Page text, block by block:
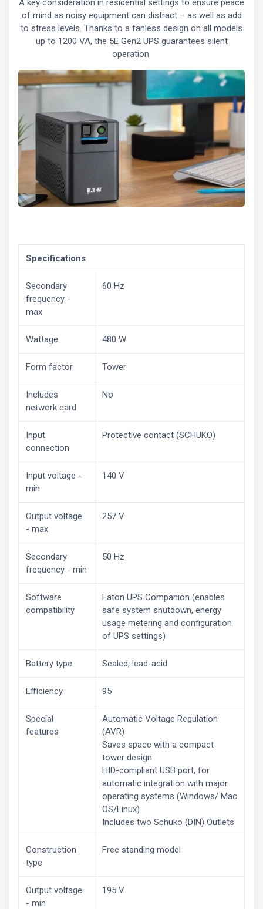
A key consideration in residential settings to ensure peace
of mind as noisy equipment can distract – as well as add
to stress levels. Thanks to a fanless design on all models
up to 1200 VA, the 5E Gen2 UPS guarantees silent
operation.
Specifications
Secondary
frequency -
max
60 Hz
Wattage 480 W
Form factor Tower
Includes
network card
No
Input
connection
Protective contact (SCHUKO)
Input voltage -
min
140 V
Output voltage
- max
257 V
Secondary
frequency - min
50 Hz
Software
compatibility
Eaton UPS Companion (enables
safe system shutdown, energy
usage metering and configuration
of UPS settings)
Battery type Sealed, lead-acid
Efficiency 95
Special
features
Automatic Voltage Regulation
(AVR)
Saves space with a compact
tower design
HID-compliant USB port, for
automatic integration with major
operating systems (Windows/ Mac
OS/Linux)
Includes two Schuko (DIN) Outlets
Construction
type
Free standing model
Output voltage
- min
195 V